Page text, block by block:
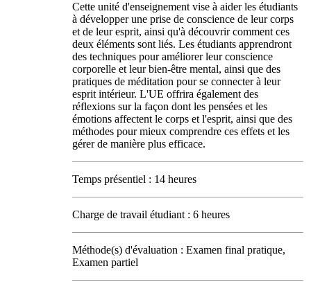
Cette unité d'enseignement vise à aider les étudiants
à développer une prise de conscience de leur corps
et de leur esprit, ainsi qu'à découvrir comment ces
deux éléments sont liés. Les étudiants apprendront
des techniques pour améliorer leur conscience
corporelle et leur bien-être mental, ainsi que des
pratiques de méditation pour se connecter à leur
esprit intérieur. L'UE offrira également des
réflexions sur la façon dont les pensées et les
émotions affectent le corps et l'esprit, ainsi que des
méthodes pour mieux comprendre ces effets et les
gérer de manière plus efficace.
Temps présentiel : 14 heures
Charge de travail étudiant : 6 heures
Méthode(s) d'évaluation : Examen final pratique,
Examen partiel